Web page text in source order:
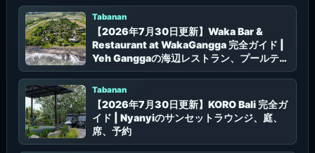
Tabanan
【2026年7月30日更新】Waka Bar &
Restaurant at WakaGangga 完全ガイド |
Yeh Ganggaの海辺レストラン、プールテラ
ス、予約
Tabanan
【2026年7月30日更新】KORO Bali 完全ガ
イド | Nyanyiのサンセットラウンジ、庭、
席、予約